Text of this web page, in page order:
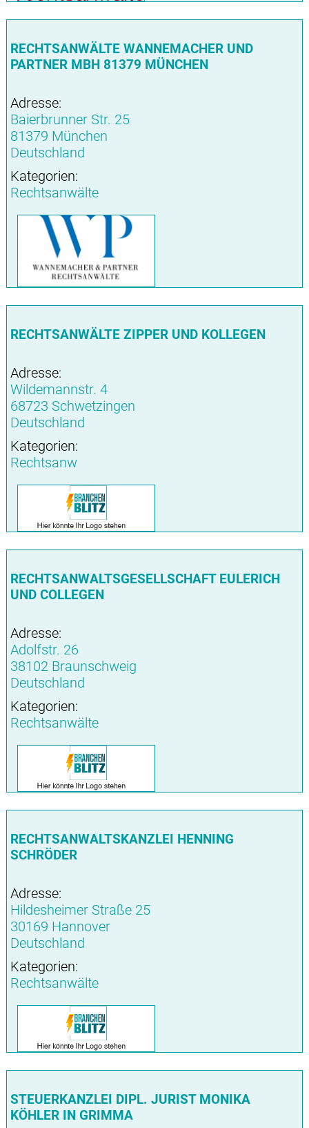
RECHTSANWÄLTE WANNEMACHER UND
PARTNER MBH 81379 MÜNCHEN
Adresse:
Baierbrunner Str. 25
81379 München
Deutschland
Kategorien:
Rechtsanwälte
RECHTSANWÄLTE ZIPPER UND KOLLEGEN
Adresse:
Wildemannstr. 4
68723 Schwetzingen
Deutschland
Kategorien:
Rechtsanw
RECHTSANWALTSGESELLSCHAFT EULERICH
UND COLLEGEN
Adresse:
Adolfstr. 26
38102 Braunschweig
Deutschland
Kategorien:
Rechtsanwälte
RECHTSANWALTSKANZLEI HENNING
SCHRÖDER
Adresse:
Hildesheimer Straße 25
30169 Hannover
Deutschland
Kategorien:
Rechtsanwälte
STEUERKANZLEI DIPL. JURIST MONIKA
KÖHLER IN GRIMMA